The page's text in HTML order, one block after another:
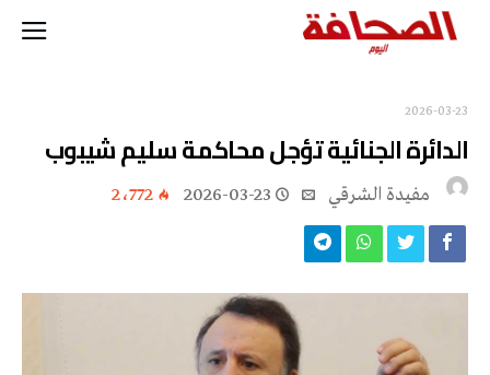
2026-03-23
الدائرة الجنائية تؤجل محاكمة سليم شيبوب
مفيدة الشرقي 2026-03-23 2٬772